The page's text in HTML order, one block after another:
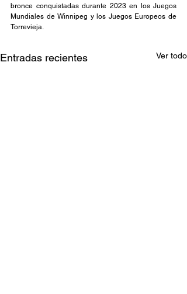
bronce conquistadas durante 2023 en los Juegos
Mundiales de Winnipeg y los Juegos Europeos de
Torrevieja.
Entradas recientes Ver todo